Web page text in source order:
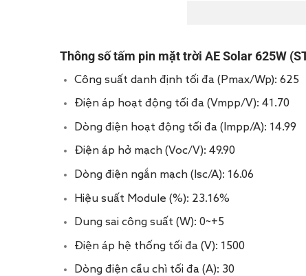
Thông số tấm pin mặt trời AE Solar 625W
Công suất danh định tối đa (Pmax/Wp): 625
Điện áp hoạt động tối đa (Vmpp/V): 41.70
Dòng điện hoạt động tối đa (Impp/A): 14.99
Điện áp hở mạch (Voc/V): 49.90
Dòng điện ngắn mạch (Isc/A): 16.06
Hiệu suất Module (%): 23.16%
Dung sai công suất (W): 0~+5
Điện áp hệ thống tối đa (V): 1500
Dòng điện cầu chì tối đa (A): 30